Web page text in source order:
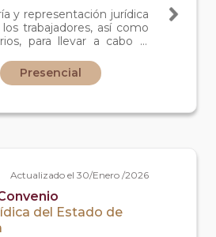
y representación jurídica
trabajadores, así como
para llevar a cabo la
y cuando no cuente con
Presencial
Actualizado el 30/Enero /2026
del Estado de